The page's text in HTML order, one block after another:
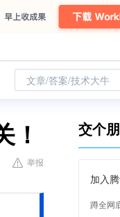
文章/答案/技术大牛
！
举报
交个
加入
蹲全网